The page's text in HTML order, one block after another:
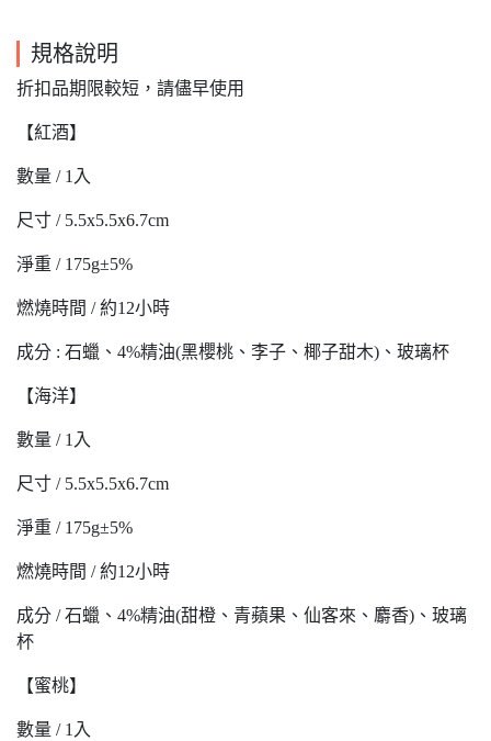
規格說明
折扣品期限較短，請儘早使用
【紅酒】
數量 / 1入
尺寸 / 5.5x5.5x6.7cm
淨重 / 175g±5%
燃燒時間 / 約12小時
成分 : 石蠟、4%精油(黑櫻桃、李子、椰子甜木)、玻璃杯
【海洋】
數量 / 1入
尺寸 / 5.5x5.5x6.7cm
淨重 / 175g±5%
燃燒時間 / 約12小時
成分 / 石蠟、4%精油(甜橙、青蘋果、仙客來、麝香)、玻璃
杯
【蜜桃】
數量 / 1入